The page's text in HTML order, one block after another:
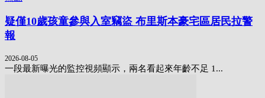
疑僅10歲孩童參與入室竊盜 布里斯本豪宅區居民拉警
報
2026-08-05
一段最新曝光的監控視頻顯示，兩名看起來年齡不足 1...